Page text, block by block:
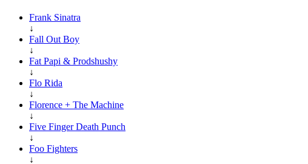
Frank Sinatra
↓
Fall Out Boy
↓
Fat Papi & Prodshushy
↓
Flo Rida
↓
Florence + The Machine
↓
Five Finger Death Punch
↓
Foo Fighters
↓